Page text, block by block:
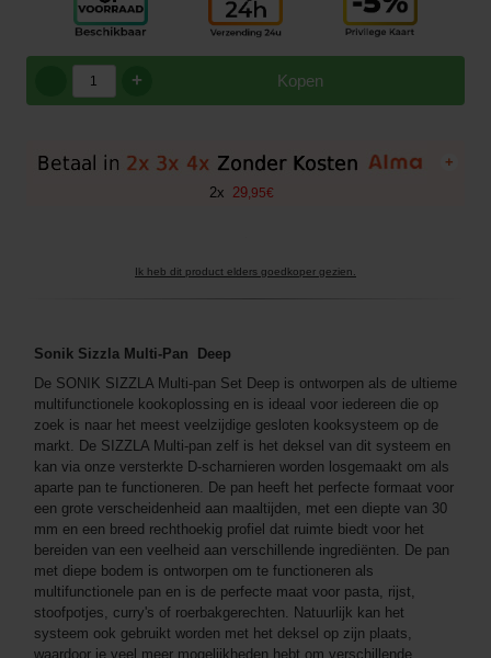
Kopen
+
+
2x 29 95€
Ik heb dit product elders goedkoper gezien.
Sonik Sizzla Multi-Pan Deep
De SONIK SIZZLA Multi-pan Set Deep is ontworpen als de ultieme
multifunctionele kookoplossing en is ideaal voor iedereen die op
zoek is naar het meest veelzijdige gesloten kooksysteem op de
markt. De SIZZLA Multi-pan zelf is het deksel van dit systeem en
kan via onze versterkte D-scharnieren worden losgemaakt om als
aparte pan te functioneren. De pan heeft het perfecte formaat voor
een grote verscheidenheid aan maaltijden, met een diepte van 30
mm en een breed rechthoekig profiel dat ruimte biedt voor het
bereiden van een veelheid aan verschillende ingrediënten. De pan
met diepe bodem is ontworpen om te functioneren als
multifunctionele pan en is de perfecte maat voor pasta, rijst,
stoofpotjes, curry's of roerbakgerechten. Natuurlijk kan het
systeem ook gebruikt worden met het deksel op zijn plaats,
waardoor je veel meer mogelijkheden hebt om verschillende